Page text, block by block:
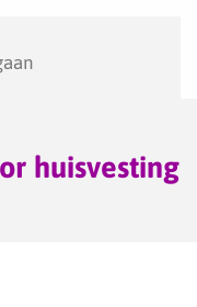
huisvesting